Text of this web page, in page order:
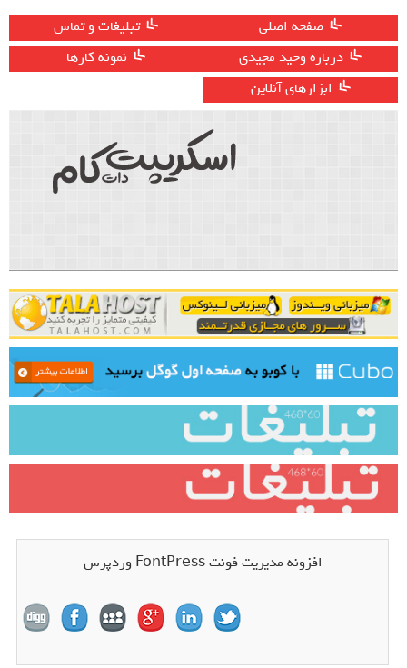
صفحه اصلی
تبلیغات و تماس
درباره وحید مجیدی
نمونه کارها
ابزارهای آنلاین
افزونه مدیریت فونت FontPress وردپرس